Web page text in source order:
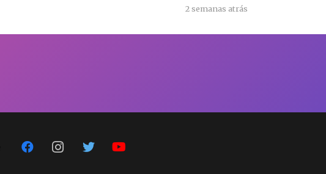
2 semanas atrás